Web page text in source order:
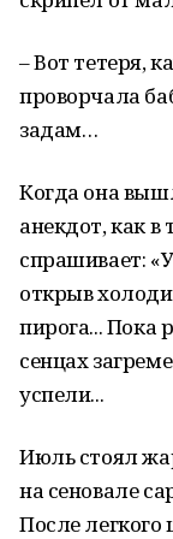
– Вот тетеря,
проворчала
задам…
Когда она
анекдот, как
спрашивает:
открыв
пирога... Пока
сенцах
успели...
Июль стоял
на сеновале
После легкого